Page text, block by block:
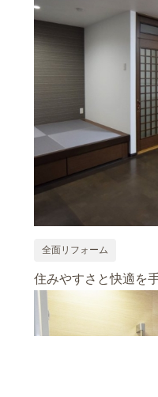
全面リフォーム
住みやすさと快適を